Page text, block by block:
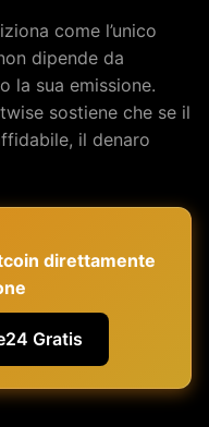
come l’unico
dipende da
la sua emissione.
sostiene che se il
il denaro
direttamente
Gratis